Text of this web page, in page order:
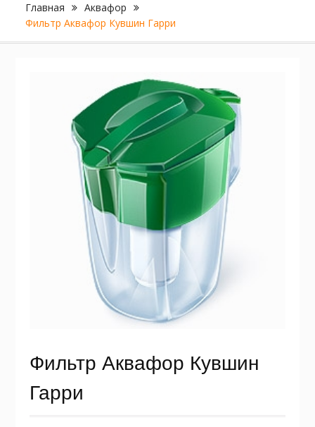
Главная
Аквафор
Фильтр Аквафор Кувшин Гарри
Фильтр Аквафор Кувшин
Гарри